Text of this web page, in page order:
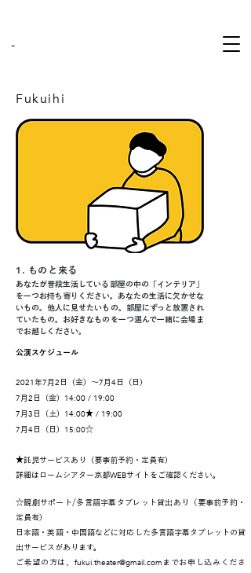
-
Fukuihi
1. ものと来る
あなたが普段生活している部屋の中の「インテリア」
を一つお持ち寄りください。あなたの生活に欠かせな
いもの。他人に見せたいもの。部屋にずっと放置され
ていたもの。お好きなものを一つ選んで一緒に会場ま
でお越しください。
公演スケジュール
2021 年7 月 2 日（金）～7 月 4 日（日）
7 月 2 日（金） 14:00 / 19:00
7 月 3 日（土） 14:00★ / 19:00
7 月 4 日（日） 15:00☆
★託児サービスあり（要事前予約・定員有）
詳細はロームシアター京都WEBサイトをご確認ください。
☆観劇サポート/多言語字幕タブレット貸出あり（要事前予約・
定員有）
日本語・英語・中国語などに対応した多言語字幕タブレットの貸
出サービスがあります。
ご希望の方は、 fukui.theater@gmail.com までお申し込みくださ